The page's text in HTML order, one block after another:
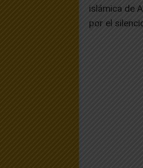
islámica de
por el